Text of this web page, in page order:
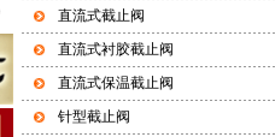
直流式截止阀
直流式衬胶截止阀
直流式保温截止阀
针型截止阀